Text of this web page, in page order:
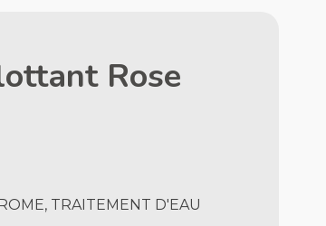
Rose
TRAITEMENT D'EAU